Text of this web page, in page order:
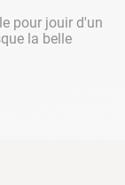
pour jouir d'un
la belle